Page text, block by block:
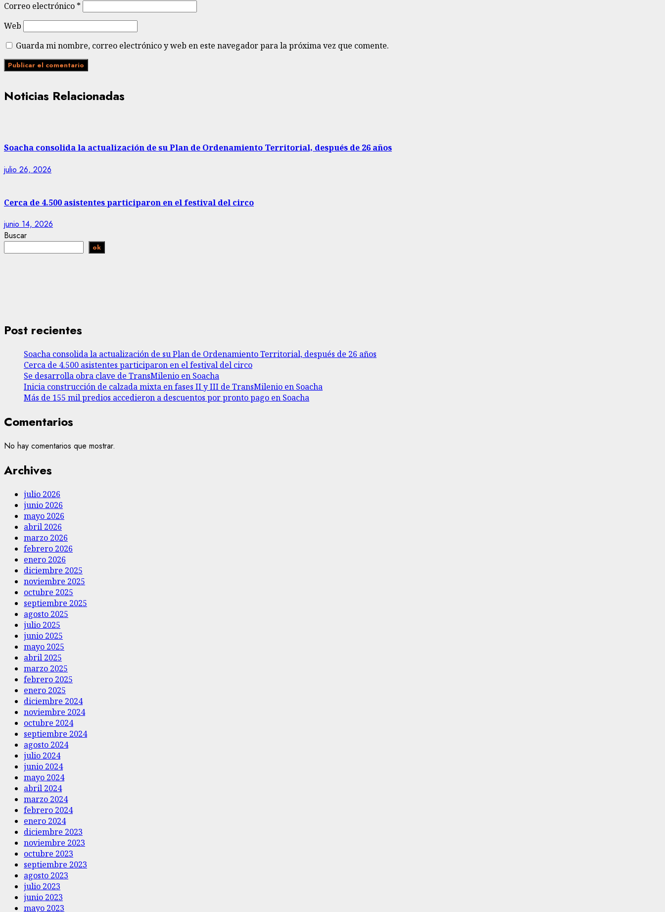
Correo electrónico *
Web
Guarda mi nombre, correo electrónico y web en este navegador para la próxima vez que comente.
Noticias Relacionadas
Soacha consolida la actualización de su Plan de Ordenamiento Territorial, después de 26 años
julio 26, 2026
Cerca de 4.500 asistentes participaron en el festival del circo
junio 14, 2026
Buscar
ok
Post recientes
Soacha consolida la actualización de su Plan de Ordenamiento Territorial, después de 26 años
Cerca de 4.500 asistentes participaron en el festival del circo
Se desarrolla obra clave de TransMilenio en Soacha
Inicia construcción de calzada mixta en fases II y III de TransMilenio en Soacha
Más de 155 mil predios accedieron a descuentos por pronto pago en Soacha
Comentarios
No hay comentarios que mostrar.
Archives
julio 2026
junio 2026
mayo 2026
abril 2026
marzo 2026
febrero 2026
enero 2026
diciembre 2025
noviembre 2025
octubre 2025
septiembre 2025
agosto 2025
julio 2025
junio 2025
mayo 2025
abril 2025
marzo 2025
febrero 2025
enero 2025
diciembre 2024
noviembre 2024
octubre 2024
septiembre 2024
agosto 2024
julio 2024
junio 2024
mayo 2024
abril 2024
marzo 2024
febrero 2024
enero 2024
diciembre 2023
noviembre 2023
octubre 2023
septiembre 2023
agosto 2023
julio 2023
junio 2023
mayo 2023